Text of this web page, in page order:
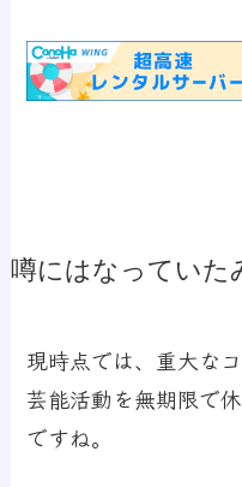
噂にはなっていた
現時点では、重大な
芸能活動を無期限で
ですね。